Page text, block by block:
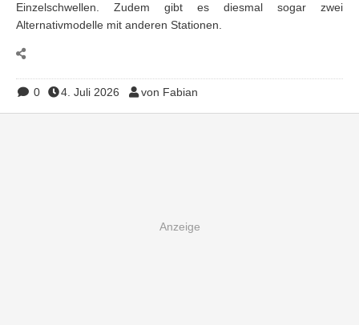
Einzelschwellen. Zudem gibt es diesmal sogar zwei
Alternativmodelle mit anderen Stationen.
0 4. Juli 2026 von Fabian